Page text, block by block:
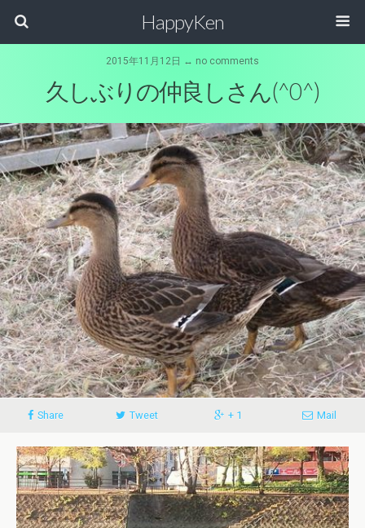
HappyKen
2015年11月12日 ↔ no comments
久しぶりの仲良しさん(^0^)
Share Tweet + 1 Mail